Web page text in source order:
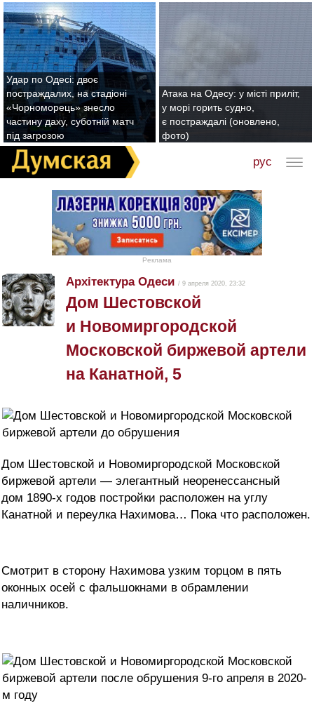
Удар по Одесі: двоє
постраждалих, на стадіоні
«Чорноморець» знесло
частину даху, суботній матч
під загрозою
Атака на Одесу: у місті приліт,
у морі горить судно,
є постраждалі (оновлено,
фото)
рус
Реклама
Архітектура Одеси / 9 апреля 2020, 23:32
Дом Шестовской
и Новомиргородской
Московской биржевой артели
на Канатной, 5
Дом Шестовской и Новомиргородской Московской
биржевой артели — элегантный неоренессансный
дом 1890-х годов постройки расположен на углу
Канатной и переулка Нахимова… Пока что расположен.
Смотрит в сторону Нахимова узким торцом в пять
оконных осей с фальшокнами в обрамлении
наличников.